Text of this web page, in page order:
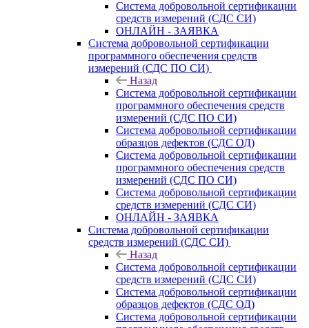
Система добровольной сертификации
средств измерений (СДС СИ)
ОНЛАЙН - ЗАЯВКА
Система добровольной сертификации
программного обеспечения средств
измерений (СДС ПО СИ)
Назад
Система добровольной сертификации
программного обеспечения средств
измерений (СДС ПО СИ)
Система добровольной сертификации
образцов дефектов (СДС ОД)
Система добровольной сертификации
программного обеспечения средств
измерений (СДС ПО СИ)
Система добровольной сертификации
средств измерений (СДС СИ)
ОНЛАЙН - ЗАЯВКА
Система добровольной сертификации
средств измерений (СДС СИ)
Назад
Система добровольной сертификации
средств измерений (СДС СИ)
Система добровольной сертификации
образцов дефектов (СДС ОД)
Система добровольной сертификации